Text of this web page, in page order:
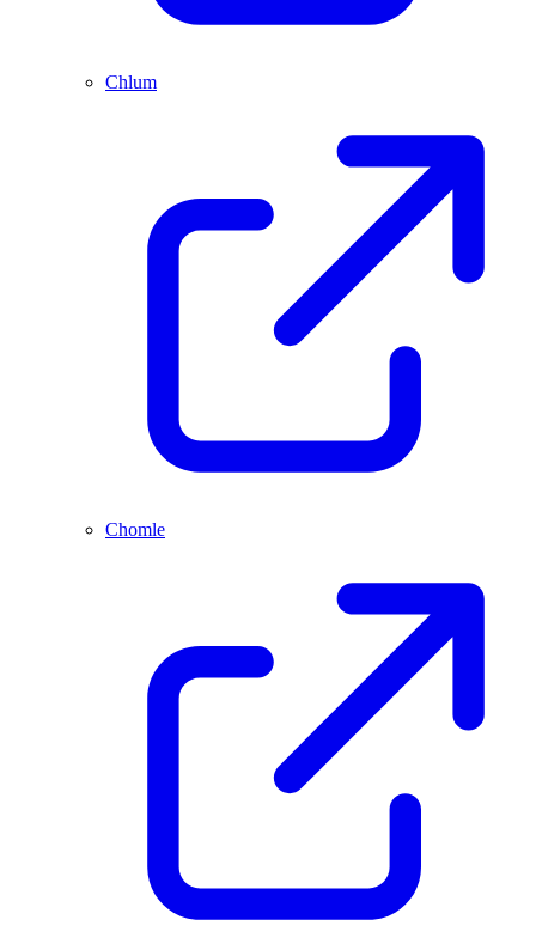
Chlum
Chomle